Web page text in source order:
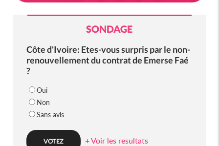
SONDAGE
Côte d'Ivoire: Etes-vous surpris par le non-
renouvellement du contrat de Emerse Faé
?
Oui
Non
Sans avis
+ Voir les resultats